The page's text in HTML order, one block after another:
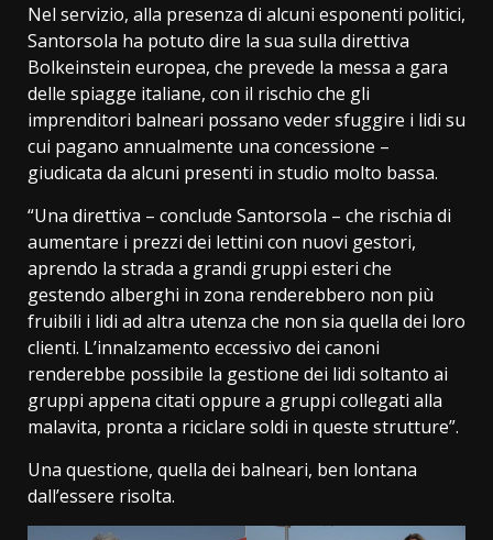
Nel servizio, alla presenza di alcuni esponenti politici,
Santorsola ha potuto dire la sua sulla direttiva
Bolkeinstein europea, che prevede la messa a gara
delle spiagge italiane, con il rischio che gli
imprenditori balneari possano veder sfuggire i lidi su
cui pagano annualmente una concessione –
giudicata da alcuni presenti in studio molto bassa.
“Una direttiva – conclude Santorsola – che rischia di
aumentare i prezzi dei lettini con nuovi gestori,
aprendo la strada a grandi gruppi esteri che
gestendo alberghi in zona renderebbero non più
fruibili i lidi ad altra utenza che non sia quella dei loro
clienti. L’innalzamento eccessivo dei canoni
renderebbe possibile la gestione dei lidi soltanto ai
gruppi appena citati oppure a gruppi collegati alla
malavita, pronta a riciclare soldi in queste strutture”.
Una questione, quella dei balneari, ben lontana
dall’essere risolta.